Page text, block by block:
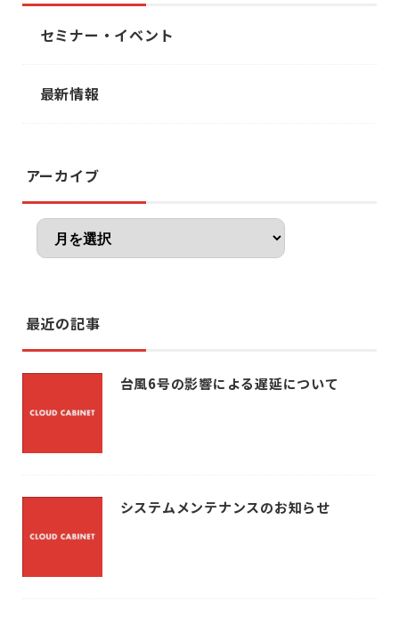
セミナー・イベント
最新情報
アーカイブ
最近の記事
台風6号の影響による遅延について
システムメンテナンスのお知らせ